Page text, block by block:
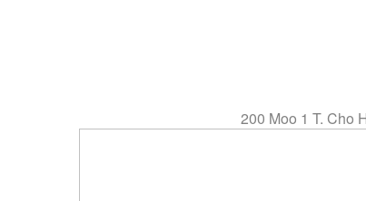
200 Moo 1 T. Cho